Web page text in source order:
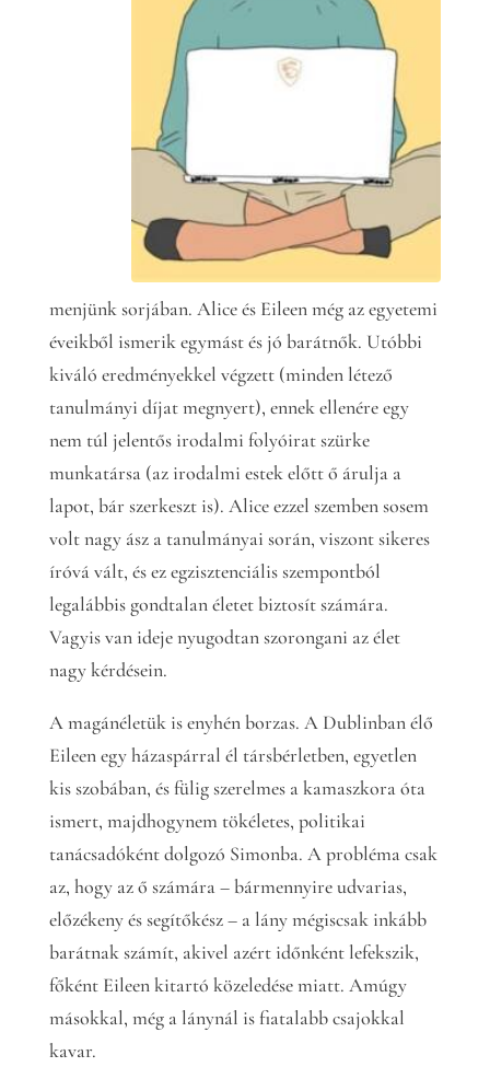
menjünk sorjában. Alice és Eileen még az egyetemi
éveikből ismerik egymást és jó barátnők. Utóbbi
kiváló eredményekkel végzett (minden létező
tanulmányi díjat megnyert), ennek ellenére egy
nem túl jelentős irodalmi folyóirat szürke
munkatársa (az irodalmi estek előtt ő árulja a
lapot, bár szerkeszt is). Alice ezzel szemben sosem
volt nagy ász a tanulmányai során, viszont sikeres
íróvá vált, és ez egzisztenciális szempontból
legalábbis gondtalan életet biztosít számára.
Vagyis van ideje nyugodtan szorongani az élet
nagy kérdésein.
A magánéletük is enyhén borzas. A Dublinban élő
Eileen egy házaspárral él társbérletben, egyetlen
kis szobában, és fülig szerelmes a kamaszkora óta
ismert, majdhogynem tökéletes, politikai
tanácsadóként dolgozó Simonba. A probléma csak
az, hogy az ő számára – bármennyire udvarias,
előzékeny és segítőkész – a lány mégiscsak inkább
barátnak számít, akivel azért időnként lefekszik,
főként Eileen kitartó közeledése miatt. Amúgy
másokkal, még a lánynál is fiatalabb csajokkal
kavar.